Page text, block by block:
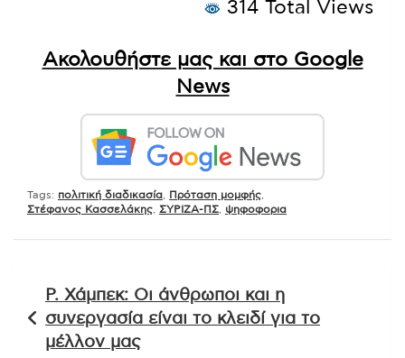
314 Total Views
Ακολουθήστε μας και στο Google
News
Tags: πολιτική διαδικασία Πρόταση μομφής
Στέφανος Κασσελάκης
ΣΥΡΙΖΑ-ΠΣ ψηφοφορια
άρθρων
Ρ. Χάμπεκ: Οι άνθρωποι και η
συνεργασία είναι το κλειδί για το
μέλλον μας